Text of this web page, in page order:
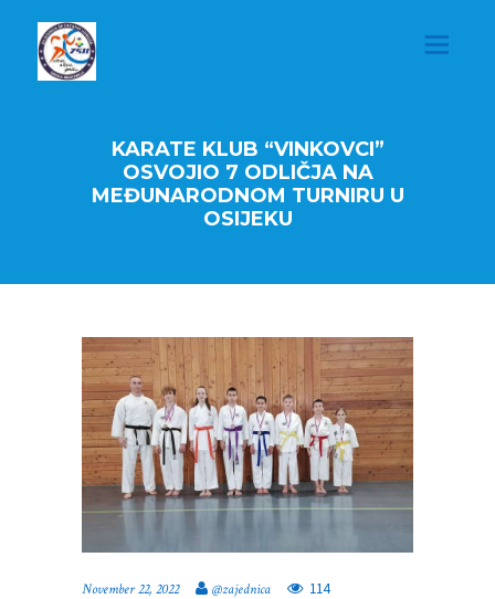
KARATE KLUB “VINKOVCI”
OSVOJIO 7 ODLIČJA NA
MEĐUNARODNOM TURNIRU U
OSIJEKU
November 22, 2022 @zajednica 114